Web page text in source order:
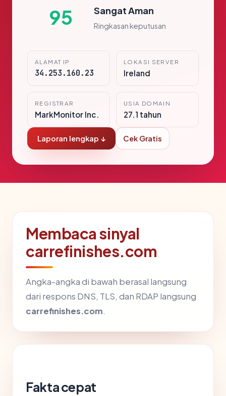
95 Sangat Aman
Ringkasan keputusan
ALAMAT IP
34.253.160.23
LOKASI SERVER
Ireland
REGISTRAR
MarkMonitor Inc.
USIA DOMAIN
27.1 tahun
Laporan lengkap ↓ Cek Gratis
Membaca sinyal
carrefinishes.com
Angka-angka di bawah berasal langsung
dari respons DNS, TLS, dan RDAP langsung
carrefinishes.com.
Fakta cepat